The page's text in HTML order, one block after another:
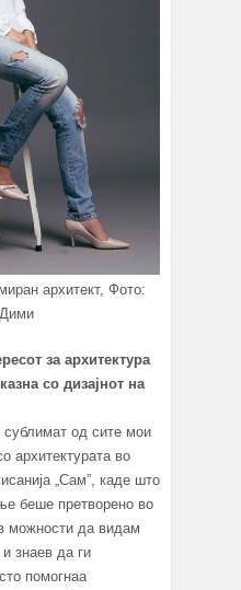
архитект, Фото:
за архитектура
а со дизајнот на
сублимат од сите мои
архитектурата во
„Сам”, каде што
беше претворено во
можности да видам
и знаев да ги
помогнаа